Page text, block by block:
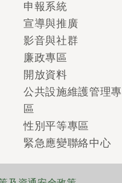
申報系統
宣導與推廣
影音與社群
廉政專區
開放資料
公共設施維護管理專
區
性別平等專區
緊急應變聯絡中心